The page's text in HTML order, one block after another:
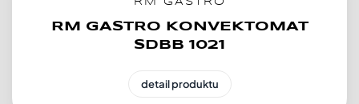
RM GASTRO KONVEKTOMAT
SDBB 1021
detail produktu